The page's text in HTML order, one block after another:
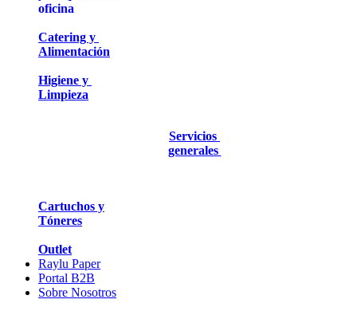
oficina
Catering y
Alimentación
Higiene y
Limpieza
Servicios
generales
Cartuchos y
Tóneres
Outlet
Raylu Paper
Portal B2B
Sobre Nosotros